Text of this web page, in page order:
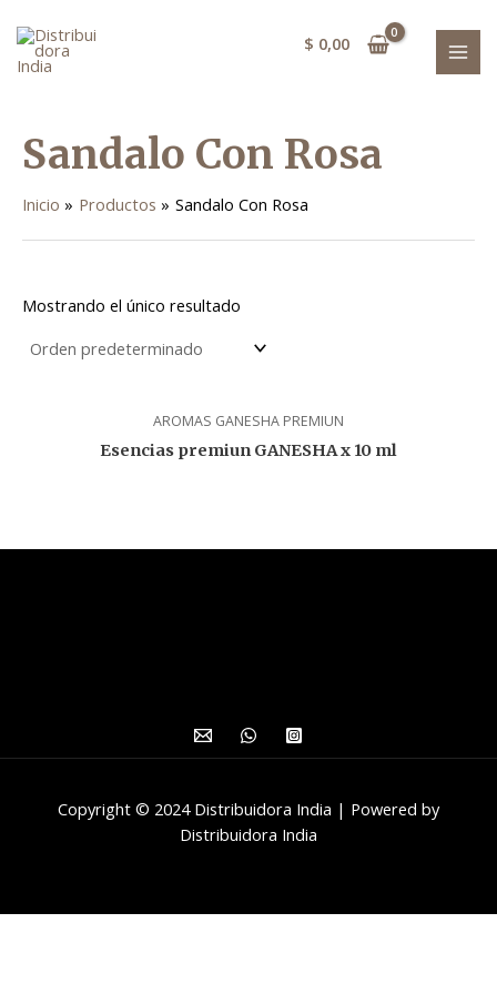
contenido
$ 0,00
Sandalo Con Rosa
Inicio Productos Sandalo Con Rosa
Mostrando el único resultado
AROMAS GANESHA PREMIUN
Esencias premiun GANESHA x 10 ml
Copyright © 2024 Distribuidora India | Powered by
Distribuidora India